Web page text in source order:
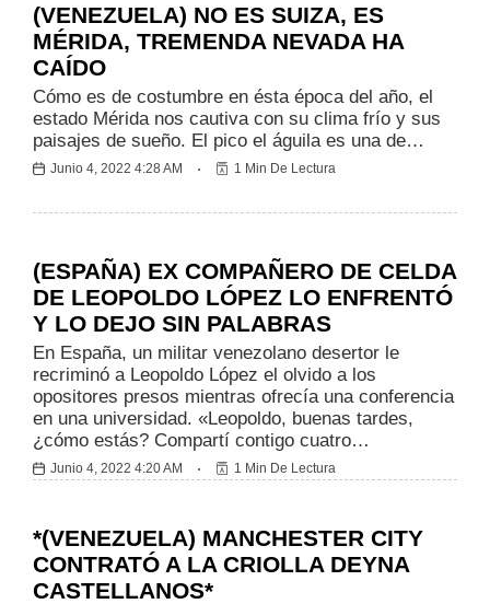
(VENEZUELA) NO ES SUIZA, ES
MÉRIDA, TREMENDA NEVADA HA
CAÍDO
Cómo es de costumbre en ésta época del año, el
estado Mérida nos cautiva con su clima frío y sus
paisajes de sueño. El pico el águila es una de…
Junio 4, 2022 4:28 AM 1 Min De Lectura
(ESPAÑA) EX COMPAÑERO DE CELDA
DE LEOPOLDO LÓPEZ LO ENFRENTÓ
Y LO DEJO SIN PALABRAS
En España, un militar venezolano desertor le
recriminó a Leopoldo López el olvido a los
opositores presos mientras ofrecía una conferencia
en una universidad. «Leopoldo, buenas tardes,
¿cómo estás? Compartí contigo cuatro…
Junio 4, 2022 4:20 AM 1 Min De Lectura
*(VENEZUELA) MANCHESTER CITY
CONTRATÓ A LA CRIOLLA DEYNA
CASTELLANOS*